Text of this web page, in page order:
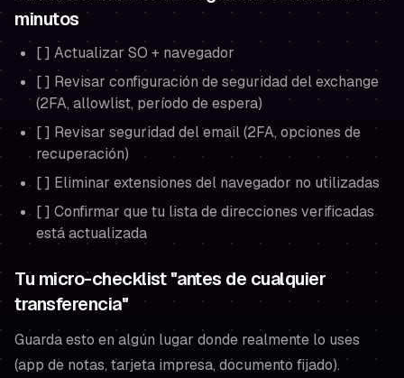
minutos
[ ] Actualizar SO + navegador
[ ] Revisar configuración de seguridad del exchange
(2FA, allowlist, período de espera)
[ ] Revisar seguridad del email (2FA, opciones de
recuperación)
[ ] Eliminar extensiones del navegador no utilizadas
[ ] Confirmar que tu lista de direcciones verificadas
está actualizada
Tu micro-checklist "antes de cualquier
transferencia"
Guarda esto en algún lugar donde realmente lo uses
(app de notas, tarjeta impresa, documento fijado).